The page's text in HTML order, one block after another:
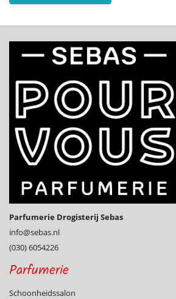
Parfumerie Drogisterij Sebas
info@­sebas.nl
(030) 6054226
Parfumerie
Schoonheidssalon